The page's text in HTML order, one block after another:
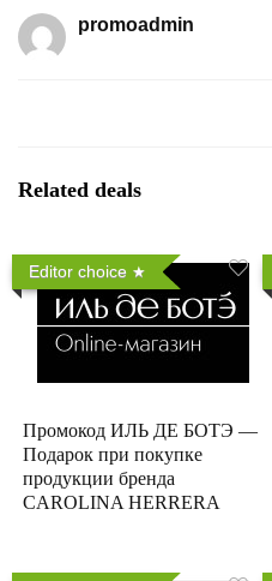
promoadmin
Related deals
Editor choice
Промокод ИЛЬ ДЕ БОТЭ —
Подарок при покупке
продукции бренда
CAROLINA HERRERA